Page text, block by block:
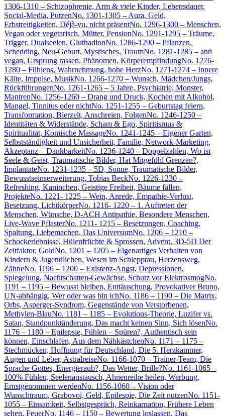
1306-1310 – Schizophrenie, Arm & viele Kinder, Lebensdauer,
Social-Media, PutzenNo. 1301-1305 – Aura, Geld,
Erbstreitigkeiten, Déjà-vu, nicht präsentNo. 1296-1300 – Menschen,
Vegan oder vegetarisch, Mütter, PensionNo. 1291-1295 – Träume,
Trigger, Dualseelen, GluthadionNo. 1286-1290 – Pflanzen,
Schedding, Neu-Geburt, Mystisches, TraumNo. 1281-1285 – anti
vegan, Ursprung rassen, Phänomen, KörperempfindungNo. 1276-
1280 – Fühlens, Wahrnehmung, hohe HerzNo. 1271-1274 – Innere
Kälte, Impulse, MusikNo. 1266-1270 – Wunsch, Mädchen/Jungs,
RückführungenNo. 1261-1265 – 5 Jahre, Psychiatrie, Monster,
MantrenNo. 1256-1260 – Drang und Druck, Kochen mit Alkohol,
Mangel, Tinnitus oder nichtNo. 1251-1255 – Geburtstag feiern,
Transformation, Bierzelt, Anschreien, FolgenNo. 1246-1250 –
Identitäten & Widerstände, Scham & Ego, Spiritismus &
Spiritualität, Komische MassageNo. 1241-1245 – Eigener Garten,
Selbstständigkeit und Unsicherheit, Familie, Network-Marketing,
Akzeptanz – DankbarkeitNo. 1236-1240 – Doppelzahlen, Wo ist
Seele & Geist, Traumatische Bilder, Hat Mitgefühl Grenzen?,
ImplantateNo. 1231-1235 – 5D, Sonne, Traumatische Bilder,
Bewusstseinserweiterung, Tobias BeckNo. 1226-1230 –
Refreshing, Kaninchen, Geistige Freiheit, Bäume fällen,
ProjekteNo. 1221- 1225 – Wein, Anrede, Empathie-Verlust,
Besetzung, LichtkörperNo. 1216- 1220 – 1. Auftreten der
Menschen, Wünsche, D-ACH Antipathie, Besondere Menschen,
Live-Wave PflasterNo. 1211- 1215 – Besetzungen, Coaching,
Spaltung, Liebemachen, Das UniversumNo. 1206 – 1210 –
Schockerlebnisse, Hülenfrüchte & Sprossen, Advent, 3D-5D Der
Zeitfaktor, GoldNo. 1201 – 1205 – Eigenartiges Verhalten von
Kindern & Jugendlichen, Wesen im Schlepptau, Herzensweg,
ZähneNo. 1196 – 1200 – Existenz-Angst, Depressionen,
Spiegelung, Nachtschatten-Gewächse, Schutz vor ElektrosmogNo.
1191 – 1195 – Bewusst bleiben, Enttäuschung, Provokativer Bruno,
UN-abhängig, Wer oder was bin ichNo. 1186 – 1190 – Die Matrix,
Orbs, Asperger-Syndrom, Gegenstände von Verstorbenen,
Methylen-BlauNo. 1181 – 1185 – Evolutions-Theorie, Luzifer vs.
Satan, Standpunktänderung, Das macht keinen Sinn, Sich lösenNo.
1176 – 1180 – Epilepsie, Fühlen – Spüren?, Authentisch sein
können, Einschlafen, Aus dem NähkästchenNo. 1171 – 1175 –
Stechmücken, Hoffnung für Deutschland, Die 5. Herzkammer,
Augen und Leber, AstralreiseNo. 1166-1070 – Trainer-Team, Die
Sprache Gottes, Energieraub?, Das Wetter, Brille?No. 1161-1065 –
100% Fühlen, Seelenaustausch, Ahnenreihe heilen, Werbung,
Ernstgenommen werdenNo. 1156-1060 – Vision oder
Wunschtraum, Grabovoi, Geld, Epilespie, Die Zeit nutzenNo. 1151-
1055 – Einsamkeit, Selbstgespräch, Reinkarnation, Frühere Leben
sehen, FeuerNo. 1146 – 1150 – Bewertung loslassen, Das